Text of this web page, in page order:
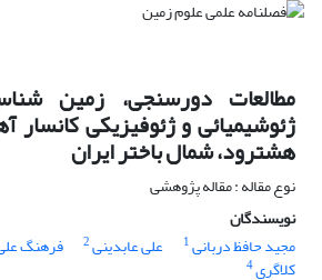
مطالعات دورسنجی، زمین
ژئوشیمیائی و ژئوفیزیکی کانسار
هشترود، شمال باختر ایران
نوع مقاله : مقاله پژوهشی
نویسندگان
مجید حافظ دربانی1 علی عابدینی2 فرهنگ
کلاگری4